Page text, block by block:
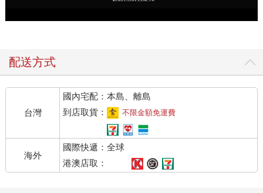
配送方式
台灣
國內宅配：本島、離島
到店取貨：
不限金額免運費
海外
國際快遞：全球
港澳店取：